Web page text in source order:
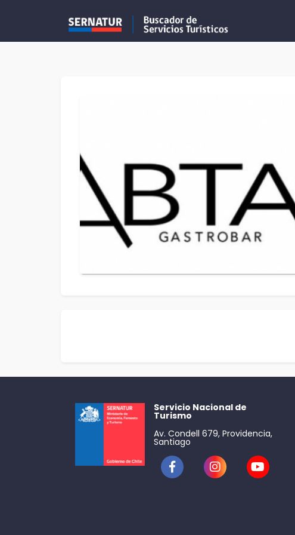
Servicio Nacional de
Turismo
Av. Condell 679, Providencia,
Santiago